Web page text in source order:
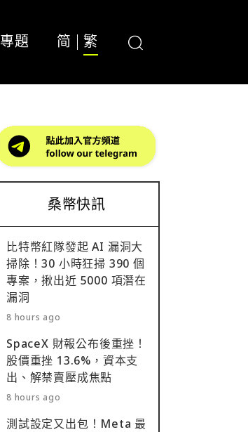
專題 简 繁
桑幣快訊
比特幣紅隊發起 AI 漏洞大
掃除！30 小時狂掃 390 個
專案，揪出近 5000 項潛在
漏洞
8 hours ago
SpaceX 財報公布後重挫！
股價重挫 13.6%，資本支
出、解禁賣壓成焦點
8 hours ago
測試設定又出包！Meta 最